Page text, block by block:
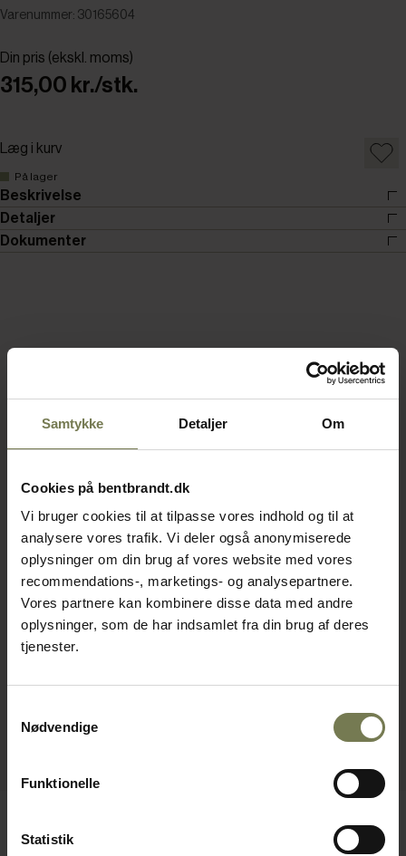
Samtykke Detaljer Om
Cookies på bentbrandt.dk
Vi bruger cookies til at tilpasse vores indhold og til at
analysere vores trafik. Vi deler også anonymiserede
oplysninger om din brug af vores website med vores
recommendations-, marketings- og analysepartnere.
Vores partnere kan kombinere disse data med andre
oplysninger, som de har indsamlet fra din brug af deres
tjenester.
Nødvendige
Funktionelle
Statistik
Varenummer: 30165604
Din pris (ekskl. moms)
315,00 kr./stk.
Læg i kurv
På lager
Beskrivelse
Detaljer
Dokumenter